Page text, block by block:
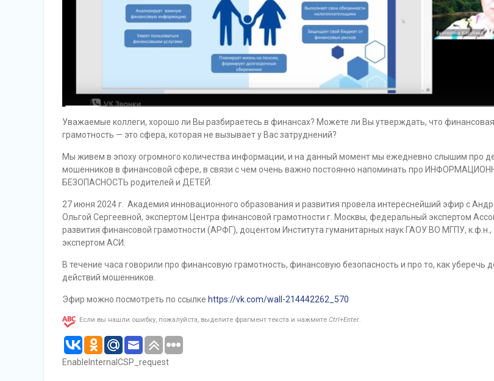
Уважаемые коллеги, хорошо ли Вы разбираетесь в финансах? Можете ли Вы утверждать, что финансовая
грамотность — это сфера, которая не вызывает у Вас затруднений?
Мы живем в эпоху огромного количества информации, и на данный момент мы ежедневно слышим про
мошенников в финансовой сфере, в связи с чем очень важно постоянно напоминать про
БЕЗОПАСНОСТЬ родителей и ДЕТЕЙ.
27 июня 2024 г. Академия инновационного образования и развития провела интереснейший эфир с
Ольгой Сергеевной, экспертом Центра финансовой грамотности г. Москвы, федеральный экспертом
развития финансовой грамотности (АРФГ), доцентом Института гуманитарных наук ГАОУ ВО МГПУ, к.ф.н.,
экспертом АСИ.
В течение часа говорили про финансовую грамотность, финансовую безопасность и про то, как уберечь
действий мошенников.
Эфир можно посмотреть по ссылке https://vk.com/wall-214442262_570
Если вы нашли ошибку, пожалуйста, выделите фрагмент текста и нажмите Ctrl+Enter.
EnableInternalCSP_request